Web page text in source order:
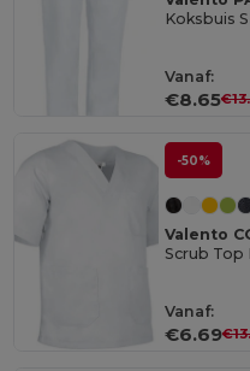
Koksbuis
Vanaf:
€8.65
-50%
Valento
Scrub Top
Vanaf:
€6.69